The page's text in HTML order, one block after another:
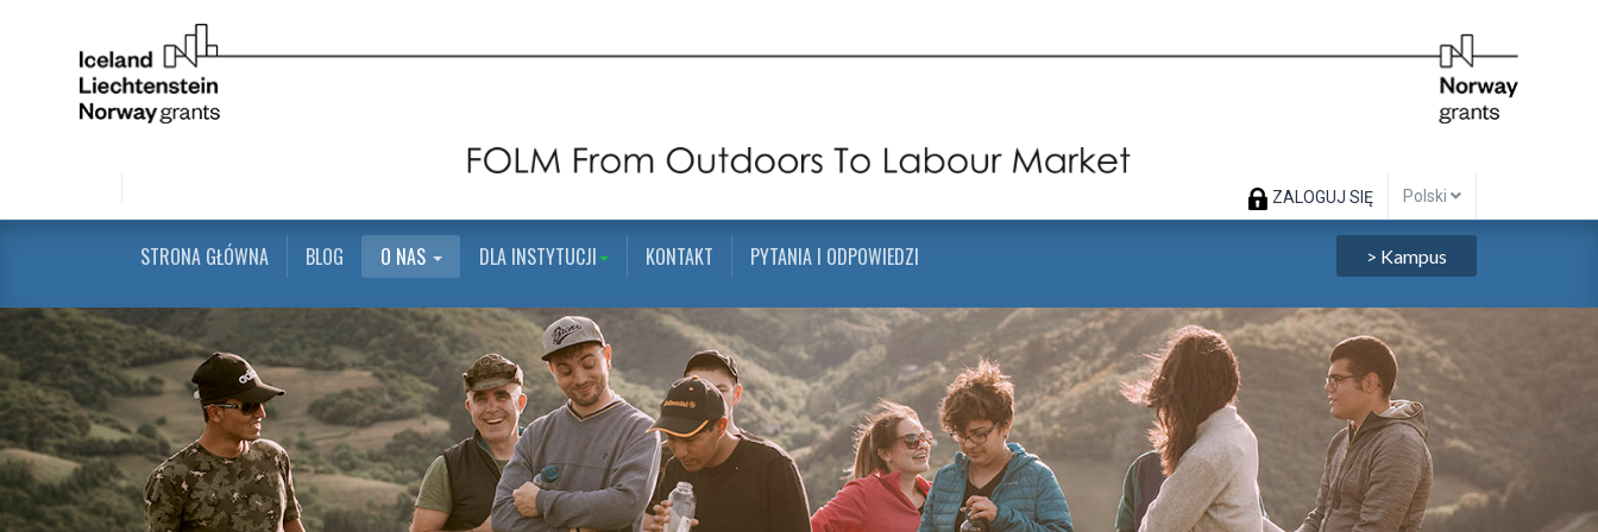
ZALOGUJ SIĘ Polski
STRONA GŁÓWNA BLOG O NAS DLA INSTYTUCJI KONTAKT PYTANIA I ODPOWIEDZI > Kampus